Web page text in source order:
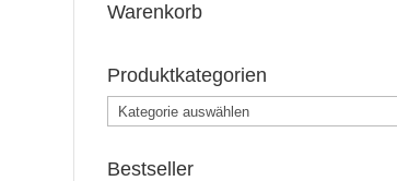
Warenkorb
Produktkategorien
Bestseller